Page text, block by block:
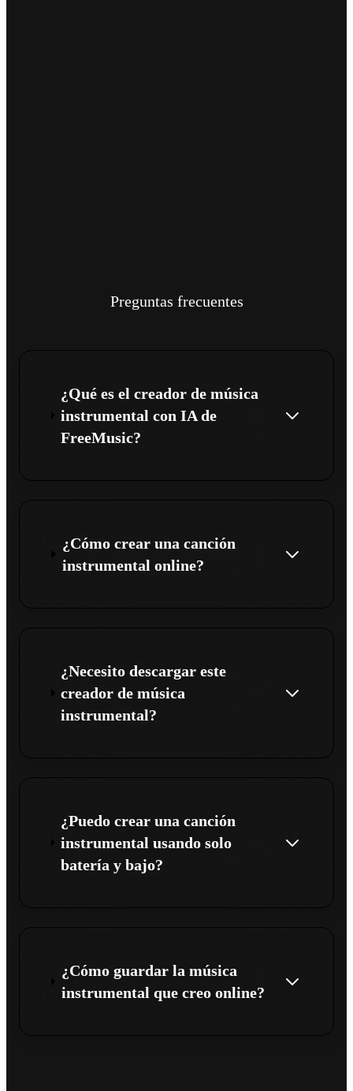
Preguntas frecuentes
¿Qué es el creador de música
instrumental con IA de
FreeMusic?
¿Cómo crear una canción
instrumental online?
¿Necesito descargar este
creador de música
instrumental?
¿Puedo crear una canción
instrumental usando solo
batería y bajo?
¿Cómo guardar la música
instrumental que creo online?